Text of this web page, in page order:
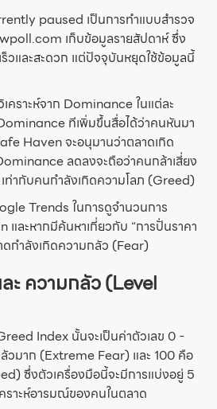
paused เป็นการทำแบบสำรวจ
เก็บข้อมูลรายสัปดาห์ ซึ่ง
วและสะดวก แต่ปัจจุบันหยุดใช้ข้อมูลนี้
ราะห์จาก Dominance ในแต่ละ
ทีเพิ่มขึ้นสื่อได้ว่าคนหันมา
Haven จะอนุมานว่าตลาดเกิด
ลดลงจะถือว่าคนกล้าเสี่ยง
ากับคนกำลังเกิดความโลภ (Greed)
Trends ในการดูจำนวนการ
ละหากมีค้นหาเกี่ยวกับ “การปั่นราคา
กำลังเกิดความกลัว (Fear)
ะ ความกลัว (Level
Index นั้นจะเป็นค่าตัวเลข 0 -
วมาก (Extreme Fear) และ 100 คือ
ซึ่งตัวเครื่องมือนี้จะมีการแบ่งอยู่ 5
ราะห์อารมณ์ของคนในตลาด